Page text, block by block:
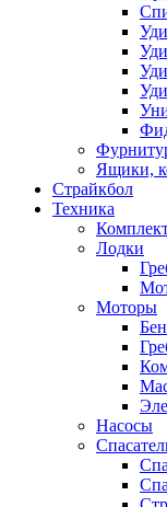
Ящики,
Страйкбол
Техника
Лодки
Моторы
Насосы